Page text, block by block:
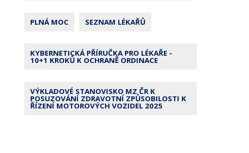
PLNÁ MOC SEZNAM LÉKAŘŮ
KYBERNETICKÁ PŘÍRUČKA PRO LÉKAŘE -
10+1 KROKŮ K OCHRANĚ ORDINACE
VÝKLADOVÉ STANOVISKO MZ ČR K
POSUZOVÁNÍ ZDRAVOTNÍ ZPŮSOBILOSTI K
ŘÍZENÍ MOTOROVÝCH VOZIDEL 2025